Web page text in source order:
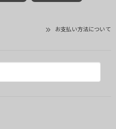
お支払い方法について